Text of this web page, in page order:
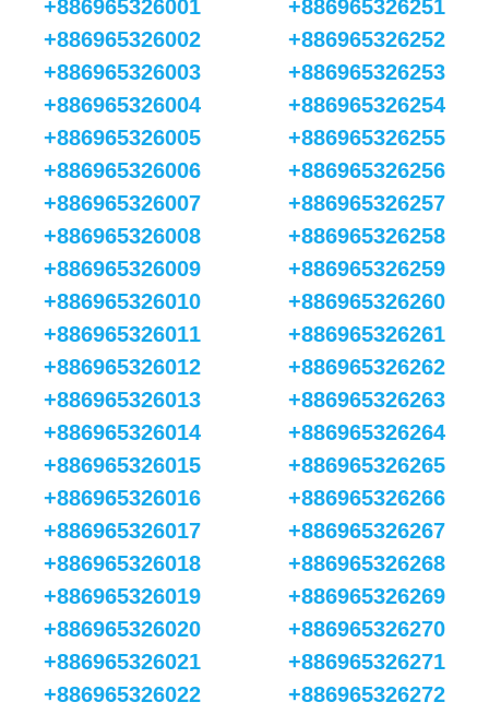
+886965326001
+886965326002
+886965326003
+886965326004
+886965326005
+886965326006
+886965326007
+886965326008
+886965326009
+886965326010
+886965326011
+886965326012
+886965326013
+886965326014
+886965326015
+886965326016
+886965326017
+886965326018
+886965326019
+886965326020
+886965326021
+886965326022
+886965326251
+886965326252
+886965326253
+886965326254
+886965326255
+886965326256
+886965326257
+886965326258
+886965326259
+886965326260
+886965326261
+886965326262
+886965326263
+886965326264
+886965326265
+886965326266
+886965326267
+886965326268
+886965326269
+886965326270
+886965326271
+886965326272